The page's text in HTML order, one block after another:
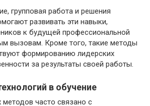
групповая работа и решения
развивать эти навыки,
к будущей профессиональной
вызовам. Кроме того, такие методы
формированию лидерских
за результаты своей работы.
в обучение
часто связано с